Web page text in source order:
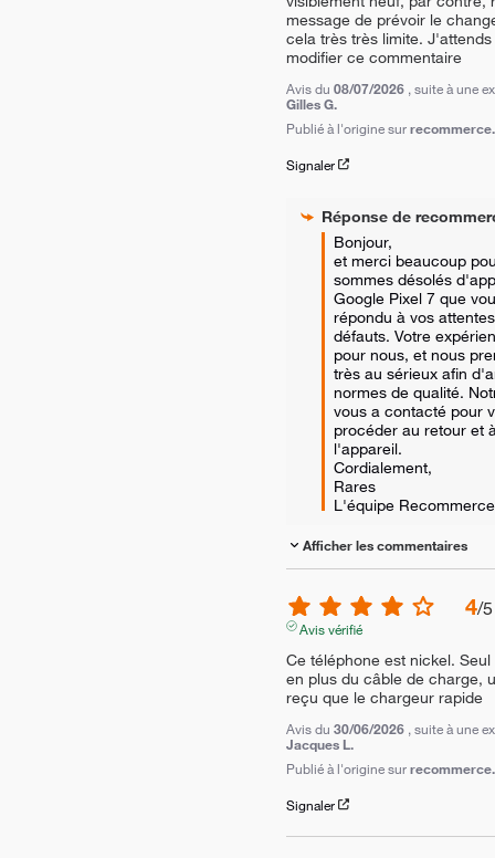
message de prévoir le
cela très très limite.
modifier ce commentaire
Avis du 08/07/2026 , suite à une
Gilles G.
Publié à l'origine sur
Signaler
Réponse de
Bonjour,
et merci beaucoup
sommes désolés
Google Pixel 7 que
répondu à vos
défauts. Votre
pour nous, et nous
très au sérieux afin
normes de qualité.
vous a contacté pour
procéder au retour et
l'appareil.
Cordialement,
Rares
L'équipe Recommerce
Afficher les commentaires
4/5
Avis vérifié
Ce téléphone est nickel.
en plus du câble de charge,
reçu que le chargeur rapide
Avis du 30/06/2026 , suite à une
Jacques L.
Publié à l'origine sur
Signaler